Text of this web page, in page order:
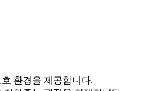
환경을 제공합니다.